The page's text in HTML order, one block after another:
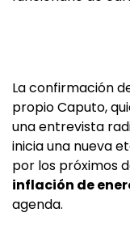
La confirmación
propio Caputo,
una entrevista
inicia una nueva
por los próximos
inflación de
agenda.